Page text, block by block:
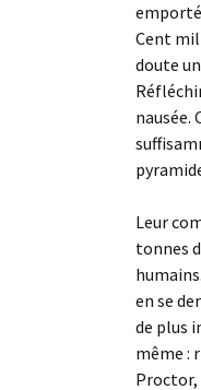
Cent
doute
nausée.
Leur
tonnes
en se
de plus
même :